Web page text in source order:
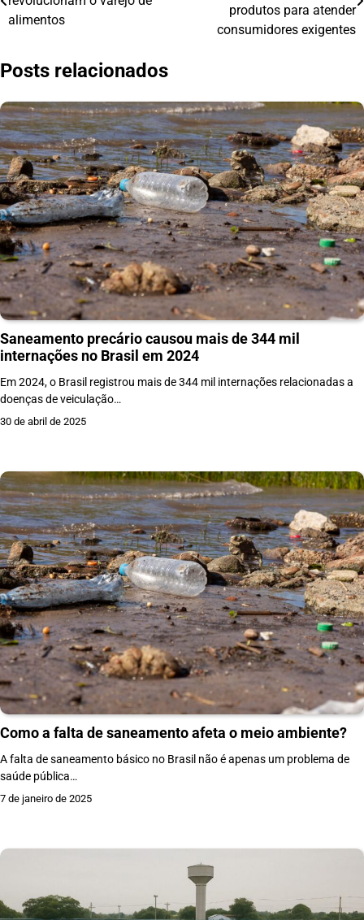
de
alimentos
produtos para atender
consumidores exigentes
Posts relacionados
Saneamento precário causou mais de 344 mil
internações no Brasil em 2024
Em 2024, o Brasil registrou mais de 344 mil internações relacionadas a
doenças de veiculação…
30 de abril de 2025
Como a falta de saneamento afeta o meio ambiente?
A falta de saneamento básico no Brasil não é apenas um problema de
saúde pública…
7 de janeiro de 2025